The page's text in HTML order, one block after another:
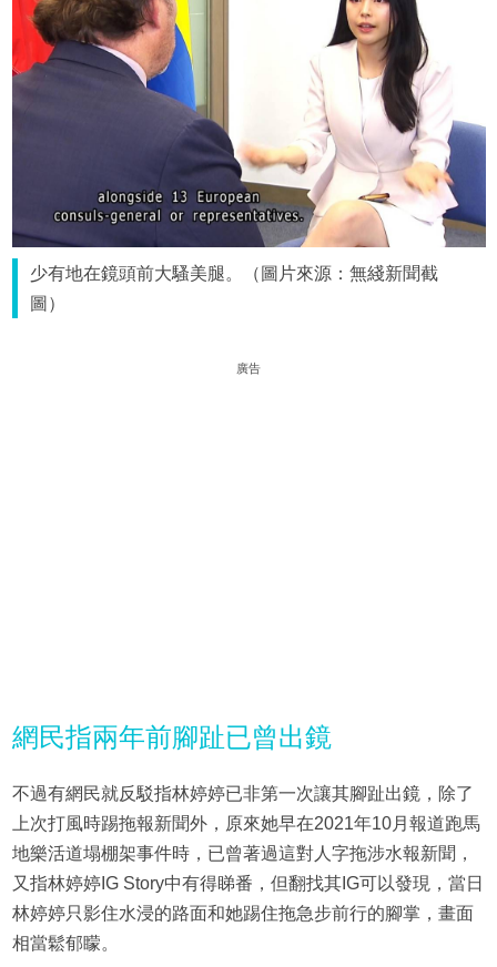
少有地在鏡頭前大騷美腿。（圖片來源：無綫新聞截
圖）
廣告
網民指兩年前腳趾已曾出鏡
不過有網民就反駁指林婷婷已非第一次讓其腳趾出鏡，除了
上次打風時踢拖報新聞外，原來她早在2021年10月報道跑馬
地樂活道塌棚架事件時，已曾著過這對人字拖涉水報新聞，
又指林婷婷IG Story中有得睇番，但翻找其IG可以發現，當日
林婷婷只影住水浸的路面和她踢住拖急步前行的腳掌，畫面
相當鬆郁矇。